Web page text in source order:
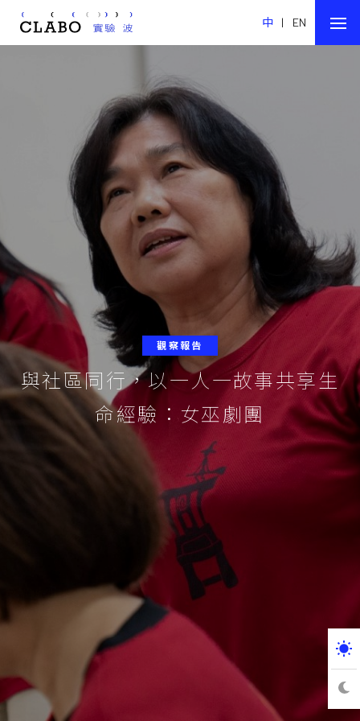
中 | EN
觀察報告
與社區同行，以一人一故事共享生
命經驗：女巫劇團